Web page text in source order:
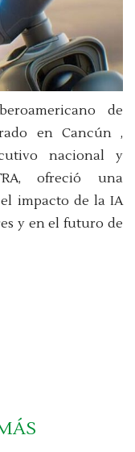
de
en Cancún ,
nacional y
ofreció una
impacto de la IA
y en el futuro de